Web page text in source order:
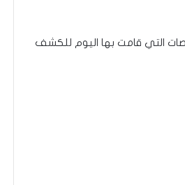
التي قامت بها اليوم للكشف